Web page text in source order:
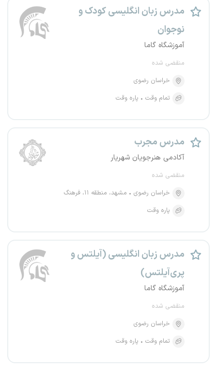
مدرس زبان انگلیسی کودک و
نوجوان
آموزشگاه گاما
منقضی شده
خراسان رضوی
تمام وقت
پاره وقت
مدرس مجرب
آکادمی هنرجویان شهریار
منقضی شده
خراسان رضوی
مشهد، منطقه ۱۱، فرهنگ
پاره وقت
مدرس زبان انگلیسی (آیلتس و
پری‌آیلتس)
آموزشگاه گاما
منقضی شده
خراسان رضوی
تمام وقت
پاره وقت